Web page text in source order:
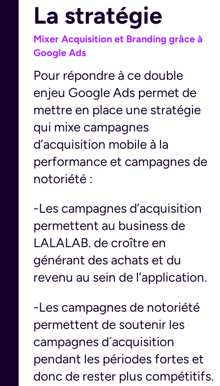
La stratégie
Mixer Acquisition et Branding grâce à
Google Ads
Pour répondre à ce double
enjeu Google Ads permet de
mettre en place une stratégie
qui mixe campagnes
d’acquisition mobile à la
performance et campagnes de
notoriété :
-Les campagnes d’acquisition
permettent au business de
LALALAB. de croître en
générant des achats et du
revenu au sein de l’application.
-Les campagnes de notoriété
permettent de soutenir les
campagnes d´acquisition
pendant les périodes fortes et
donc de rester plus compétitifs.